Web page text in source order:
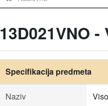
13D021VNO
Specifikacija predmeta
Naziv